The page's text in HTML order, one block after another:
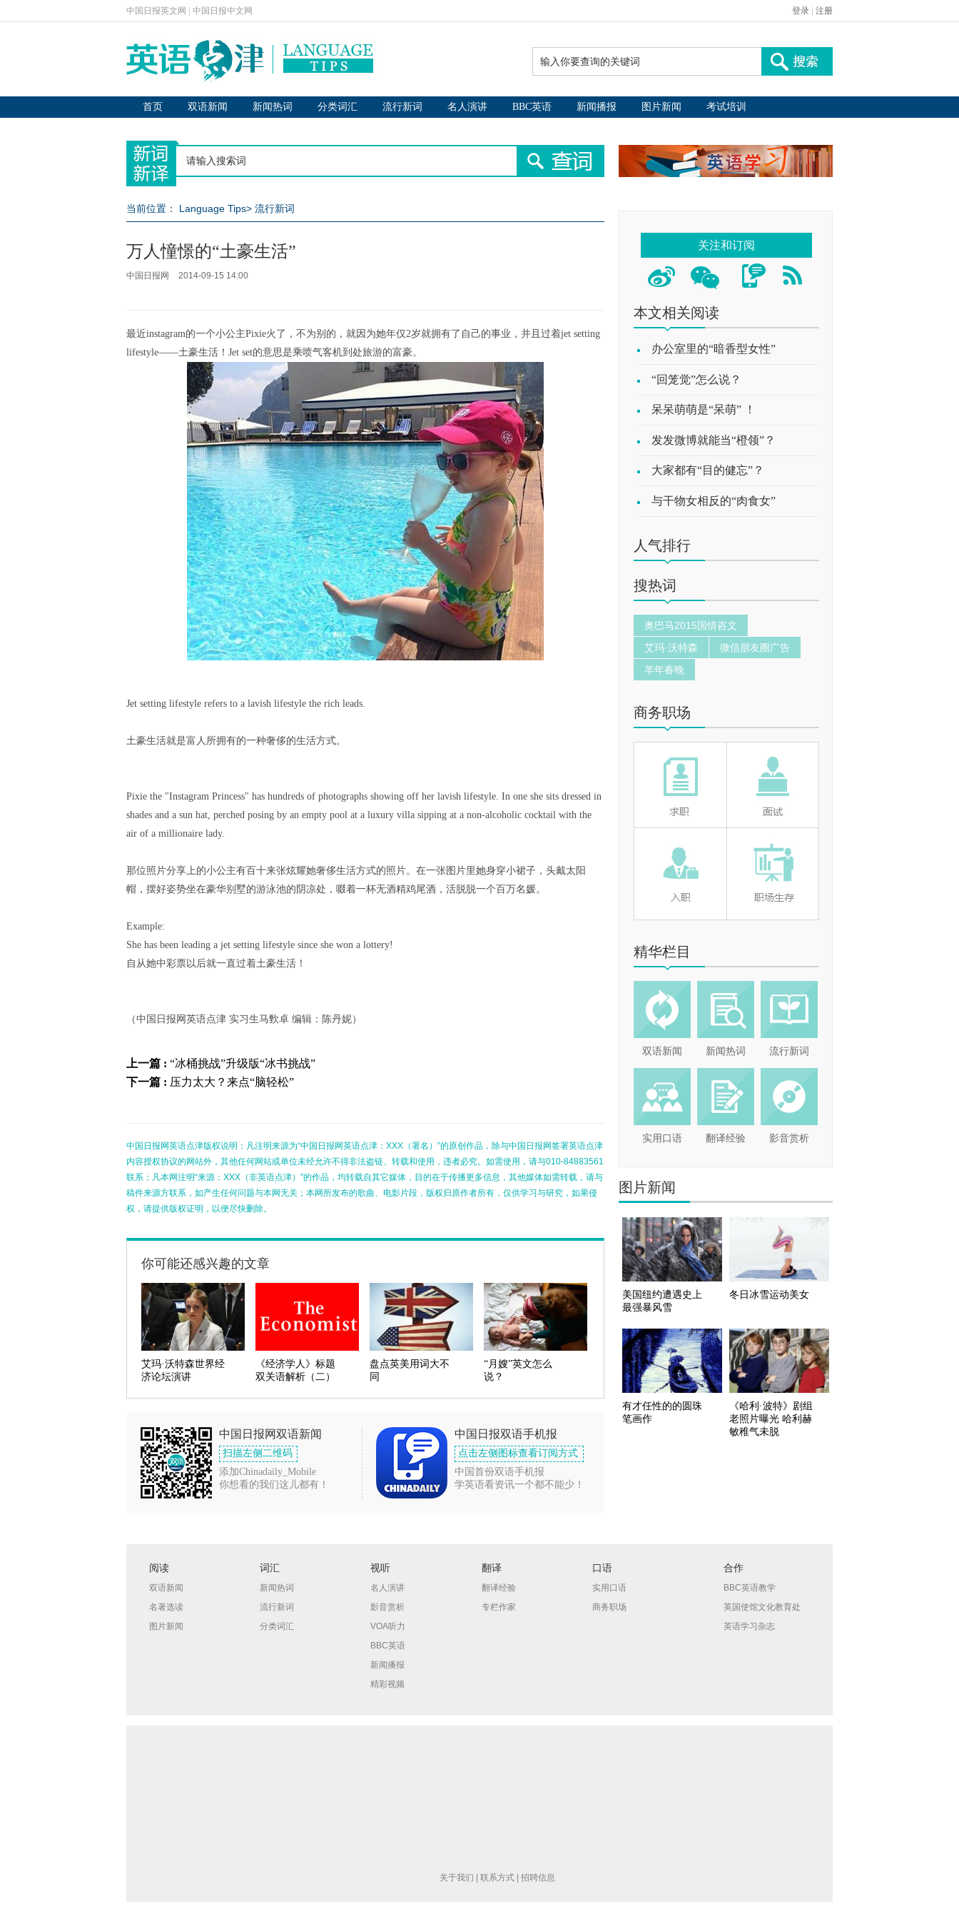
中国日报英文网 中国日报中文网 登录 注册
首页 双语新闻 新闻热词 分类词汇 流行新词 名人演讲 BBC英语 新闻播报 图片新闻 考试培训
当前位置： Language Tips> 流行新词
万人憧憬的“土豪生活”
中国日报网 2014-09-15 14:00
最近instagram的一个小公主Pixie火了，不为别的，就因为她年仅2岁就拥有了自己的事业，并且过着jet setting
lifestyle——土豪生活！Jet set的意思是乘喷气客机到处旅游的富豪。
Jet setting lifestyle refers to a lavish lifestyle the rich leads.
土豪生活就是富人所拥有的一种奢侈的生活方式。
Pixie the "Instagram Princess" has hundreds of photographs showing off her lavish lifestyle. In one she sits dressed in
shades and a sun hat, perched posing by an empty pool at a luxury villa sipping at a non-alcoholic cocktail with the
air of a millionaire lady.
那位照片分享上的小公主有百十来张炫耀她奢侈生活方式的照片。在一张图片里她身穿小裙子，头戴太阳
帽，摆好姿势坐在豪华别墅的游泳池的阴凉处，啜着一杯无酒精鸡尾酒，活脱脱一个百万名媛。
Example:
She has been leading a jet setting lifestyle since she won a lottery!
自从她中彩票以后就一直过着土豪生活！
（中国日报网英语点津 实习生马歅卓 编辑：陈丹妮）
上一篇 : “冰桶挑战”升级版“冰书挑战”
下一篇 : 压力太大？来点“脑轻松”
中国日报网英语点津版权说明：凡注明来源为“中国日报网英语点津：XXX（署名）”的原创作品，除与中国日报网签署英语点津
内容授权协议的网站外，其他任何网站或单位未经允许不得非法盗链、转载和使用，违者必究。如需使用，请与010-84883561
联系；凡本网注明“来源：XXX（非英语点津）”的作品，均转载自其它媒体，目的在于传播更多信息，其他媒体如需转载，请与
稿件来源方联系，如产生任何问题与本网无关；本网所发布的歌曲、电影片段，版权归原作者所有，仅供学习与研究，如果侵
权，请提供版权证明，以便尽快删除。
你可能还感兴趣的文章
艾玛·沃特森世界经
济论坛演讲
《经济学人》标题
双关语解析（二）
盘点英美用词大不
同
“月嫂”英文怎么
说？
中国日报网双语新闻
扫描左侧二维码
添加Chinadaily_Mobile
你想看的我们这儿都有！
中国日报双语手机报
点击左侧图标查看订阅方式
中国首份双语手机报
学英语看资讯一个都不能少！
关注和订阅
本文相关阅读
办公室里的“暗香型女性”
“回笼觉”怎么说？
呆呆萌萌是“呆萌” ！
发发微博就能当“橙领”？
大家都有“目的健忘”？
与干物女相反的“肉食女”
人气排行
搜热词
奥巴马2015国情咨文
艾玛·沃特森
微信朋友圈广告
羊年春晚
商务职场
精华栏目
双语新闻 新闻热词 流行新词
实用口语 翻译经验 影音赏析
图片新闻
美国纽约遭遇史上
最强暴风雪
冬日冰雪运动美女
有才任性的的圆珠
笔画作
《哈利·波特》剧组
老照片曝光 哈利赫
敏稚气未脱
阅读
双语新闻
名著选读
图片新闻
词汇
新闻热词
流行新词
分类词汇
视听
名人演讲
影音赏析
VOA听力
BBC英语
新闻播报
精彩视频
翻译
翻译经验
专栏作家
口语
实用口语
商务职场
合作
BBC英语教学
英国使馆文化教育处
英语学习杂志
关于我们 联系方式 招聘信息